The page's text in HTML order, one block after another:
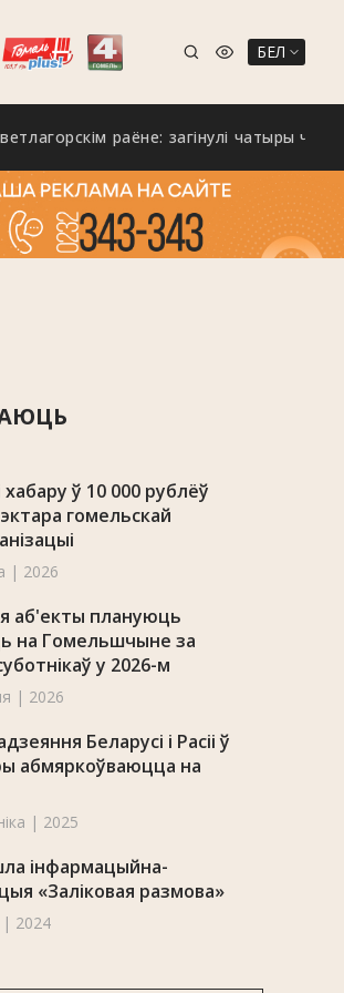
БЕЛ
раёне: загінулі чатыры чалавекі,
ў 10 000 рублёў
гомельскай
| 2026
аб'екты плануюць
на Гомельшчыне за
у 2026-м
| 2026
Беларусі і Расіі ў
абмяркоўваюцца на
| 2025
інфармацыйна-
«Заліковая размова»
| 2024